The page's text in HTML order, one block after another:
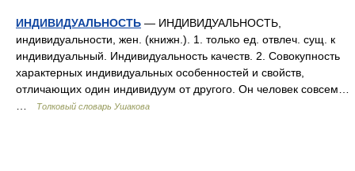
ИНДИВИДУАЛЬНОСТЬ — ИНДИВИДУАЛЬНОСТЬ,
индивидуальности, жен. (книжн.). 1. только ед. отвлеч. сущ. к
индивидуальный. Индивидуальность качеств. 2. Совокупность
характерных индивидуальных особенностей и свойств,
отличающих один индивидуум от другого. Он человек совсем…
Толковый словарь Ушакова